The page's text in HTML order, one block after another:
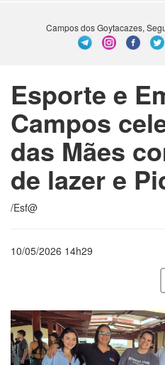
Campos dos Goytacazes,
Esporte e
Campos
das Mães
de lazer e
/Esf@
10/05/2026 14h29